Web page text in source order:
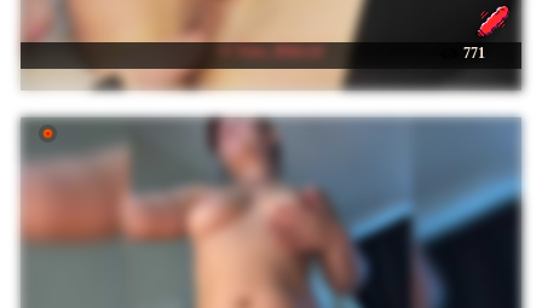
☉ Your_Beloved 771